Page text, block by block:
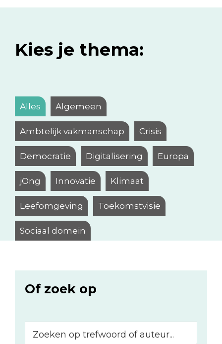
Kies je thema:
Alles Algemeen
Ambtelijk vakmanschap Crisis
Democratie Digitalisering Europa
jOng Innovatie Klimaat
Leefomgeving Toekomstvisie
Sociaal domein
Of zoek op
op